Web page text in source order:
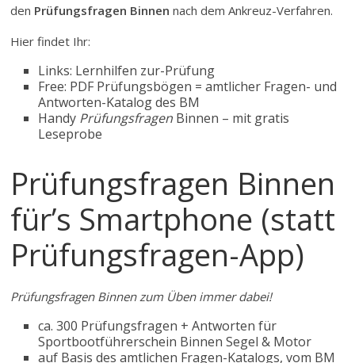
den Prüfungsfragen Binnen nach dem Ankreuz-Verfahren.
Hier findet Ihr:
Links: Lernhilfen zur-Prüfung
Free: PDF Prüfungsbögen = amtlicher Fragen- und
Antworten-Katalog des BM
Handy Prüfungsfragen Binnen – mit gratis
Leseprobe
Prüfungsfragen Binnen
für’s Smartphone (statt
Prüfungsfragen-App)
Prüfungsfragen Binnen zum Üben immer dabei!
ca. 300 Prüfungsfragen + Antworten für
Sportbootführerschein Binnen Segel & Motor
auf Basis des amtlichen Fragen-Katalogs, vom BM